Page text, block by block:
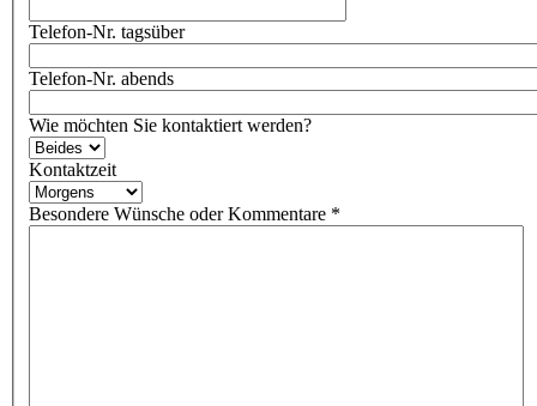
Telefon-Nr. tagsüber
Telefon-Nr. abends
Wie möchten Sie kontaktiert werden?
Kontaktzeit
Besondere Wünsche oder Kommentare *